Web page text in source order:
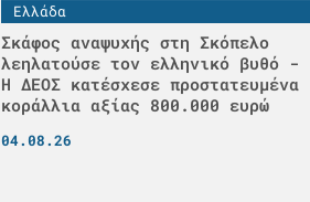
Ελλάδα
Σκάφος αναψυχής στη Σκόπελο
λεηλατούσε τον ελληνικό βυθό -
H ΔΕΟΣ κατέσχεσε προστατευμένα
κοράλλια αξίας 800.000 ευρώ
04.08.26